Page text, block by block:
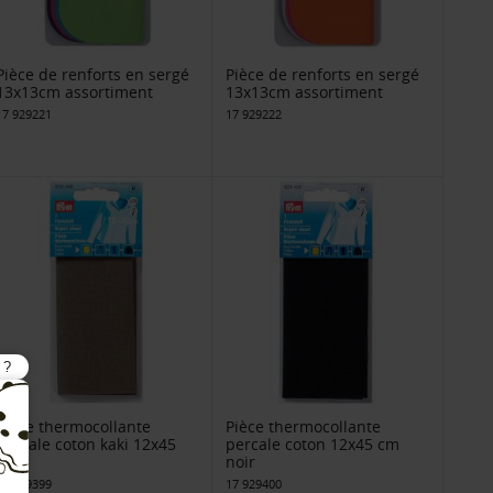
de renforts en sergé
assortiment
929221
Pièce de renforts en sergé
13x13cm assortiment
17 929222
thermocollante
coton kaki 12x45
17 929399
Pièce thermocollante
percale coton 12x45 cm
noir
17 929400